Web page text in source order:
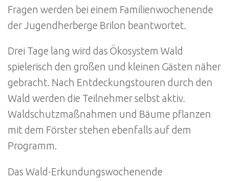
Fragen werden bei einem Familienwochenende
der Jugendherberge Brilon beantwortet.
Drei Tage lang wird das Ökosystem Wald
spielerisch den großen und kleinen Gästen näher
gebracht. Nach Entdeckungstouren durch den
Wald werden die Teilnehmer selbst aktiv.
Waldschutzmaßnahmen und Bäume pflanzen
mit dem Förster stehen ebenfalls auf dem
Programm.
Das Wald-Erkundungswochenende